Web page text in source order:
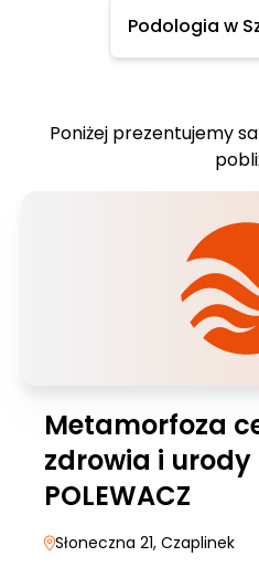
Podologia w
Poniżej prezentujemy
Metamorfoza
zdrowia i urody
POLEWACZ
Słoneczna 21, Czaplinek